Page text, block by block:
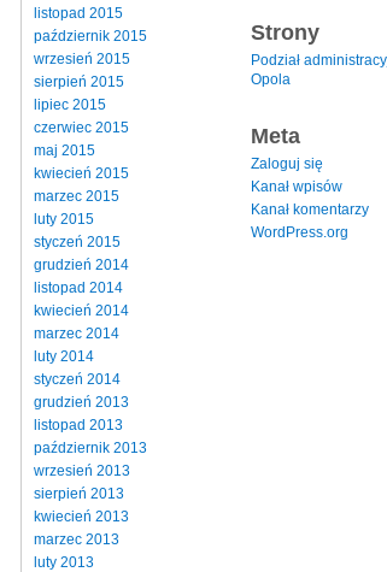
listopad 2015
październik 2015
wrzesień 2015
sierpień 2015
lipiec 2015
czerwiec 2015
maj 2015
kwiecień 2015
marzec 2015
luty 2015
styczeń 2015
grudzień 2014
listopad 2014
kwiecień 2014
marzec 2014
luty 2014
styczeń 2014
grudzień 2013
listopad 2013
październik 2013
wrzesień 2013
sierpień 2013
kwiecień 2013
marzec 2013
luty 2013
Strony
Podział
Opola
Meta
Zaloguj się
Kanał wpisów
Kanał komentarzy
WordPress.org